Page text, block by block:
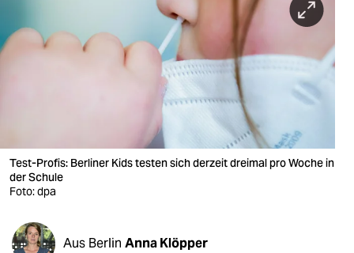
nord
verlag
veranstaltungen
fragen & hilfe
Test-Profis: Berliner Kids testen sich derzeit dreimal pro Woche in
der Schule
Foto: dpa
Aus Berlin Anna Klöpper